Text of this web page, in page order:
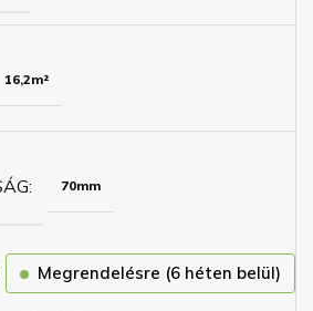
16,2m²
70mm
Megrendelésre (6 héten belül)